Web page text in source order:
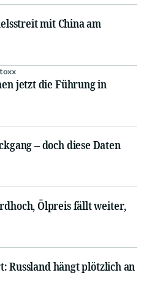
mit China am
jetzt die Führung in
– doch diese Daten
Ölpreis fällt weiter,
Russland hängt plötzlich an